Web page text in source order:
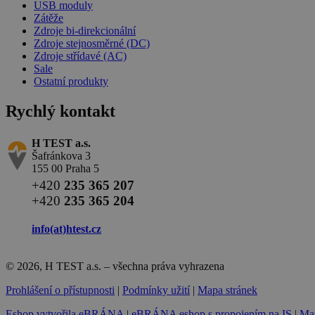
USB moduly
Zátěže
Zdroje bi-direkcionální
Zdroje stejnosměrné (DC)
Zdroje střídavé (AC)
Sale
Ostatní produkty
Rychlý kontakt
H TEST a.s.
Šafránkova 3
155 00 Praha 5
+420 235 365 207
+420 235 365 204
info(at)htest.cz
© 2026, H TEST a.s. – všechna práva vyhrazena
Prohlášení o přístupnosti | Podmínky užití | Mapa stránek